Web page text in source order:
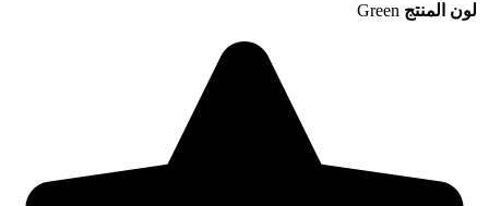
لون المنتج Green